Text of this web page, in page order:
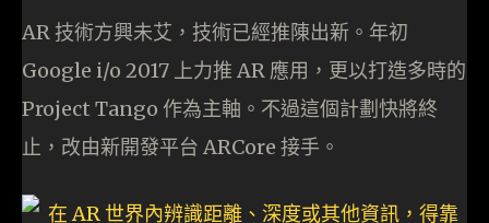
AR 技術方興未艾，技術已經推陳出新。年初
Google i/o 2017 上力推 AR 應用，更以打造多時的
Project Tango 作為主軸。不過這個計劃快將終
止，改由新開發平台 ARCore 接手。